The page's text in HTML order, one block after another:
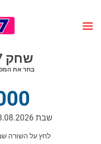
שחק 777 אונליין
בחר את
שבת 08.08.2026
לחץ על השורה